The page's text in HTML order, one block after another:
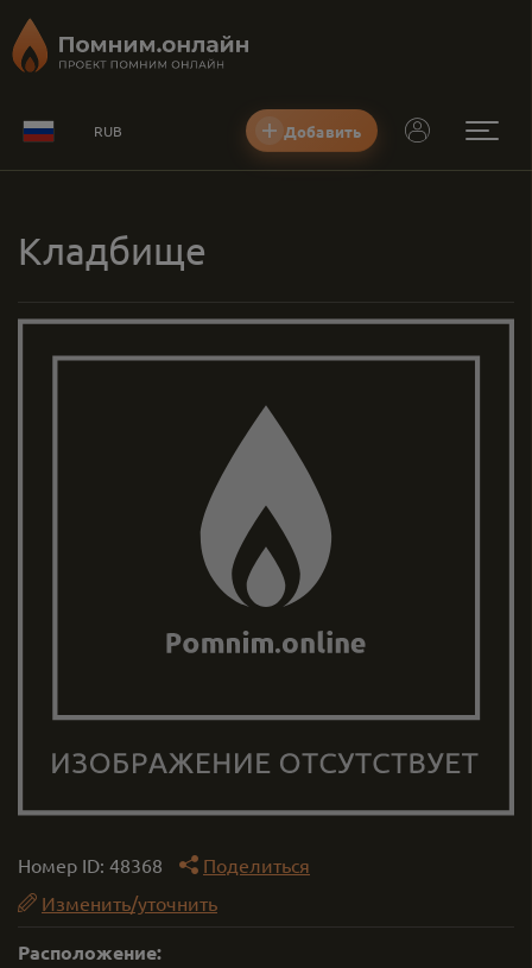
RUB Добавить
Кладбище
Номер ID: 48368
Поделиться
Изменить/уточнить
Расположение: